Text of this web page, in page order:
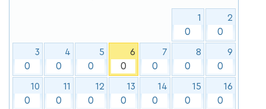
1
0
2
0
3
0
4
0
5
0
6
0
7
0
8
0
9
0
10
0
11
0
12
0
13
0
14
0
15
0
16
0